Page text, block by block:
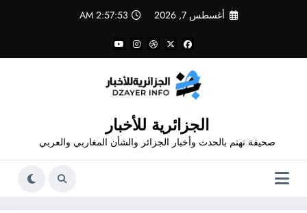
أغسطس 7, 2026 2:57:54 AM
الجزائرية للأخبار
صحيفة تهتم بالحدث وأخبار الجزائر والشأن المغاربي والعربي